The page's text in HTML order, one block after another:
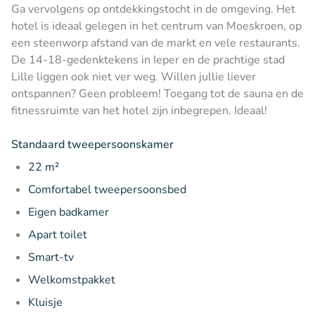
Ga vervolgens op ontdekkingstocht in de omgeving. Het
hotel is ideaal gelegen in het centrum van Moeskroen, op
een steenworp afstand van de markt en vele restaurants.
De 14-18-gedenktekens in Ieper en de prachtige stad
Lille liggen ook niet ver weg. Willen jullie liever
ontspannen? Geen probleem! Toegang tot de sauna en de
fitnessruimte van het hotel zijn inbegrepen. Ideaal!
Standaard tweepersoonskamer
22 m²
Comfortabel tweepersoonsbed
Eigen badkamer
Apart toilet
Smart-tv
Welkomstpakket
Kluisje